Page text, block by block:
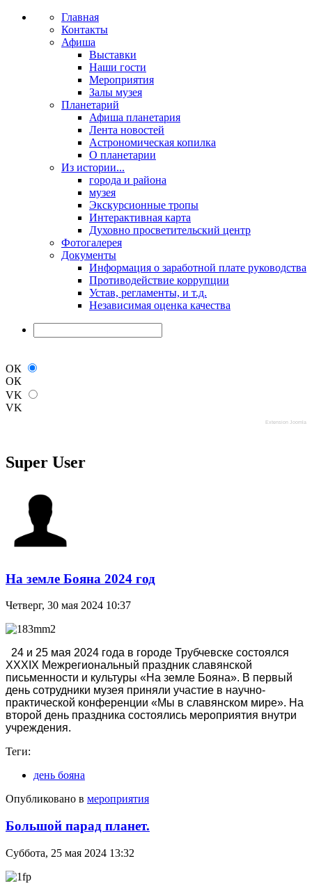
Главная
Контакты
Афиша
Выставки
Наши гости
Мероприятия
Залы музея
Планетарий
Афиша планетария
Лента новостей
Астрономическая копилка
О планетарии
Из истории...
города и района
музея
Экскурсионные тропы
Интерактивная карта
Духовно просветительский центр
Фотогалерея
Документы
Информация о заработной плате руководства
Противодействие коррупции
Устав, регламенты, и т.д.
Независимая оценка качества
ОК
ОК
VK
VK
Extension Joomla
Super User
На земле Бояна 2024 год
Четверг, 30 мая 2024 10:37
24 и 25 мая 2024 года в городе Трубчевске состоялся
XXXIX Межрегиональный праздник славянской
письменности и культуры «На земле Бояна». В первый
день сотрудники музея приняли участие в научно-
практической конференции «Мы в славянском мире». На
второй день праздника состоялись мероприятия внутри
учреждения.
Теги:
день бояна
Опубликовано в мероприятия
Большой парад планет.
Суббота, 25 мая 2024 13:32